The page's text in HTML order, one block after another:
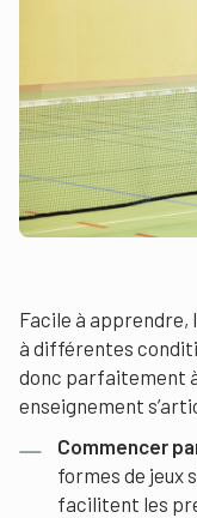
Facile à apprendre,
à différentes
donc parfaitement à
enseignement
Commencer
formes de jeux
facilitent les